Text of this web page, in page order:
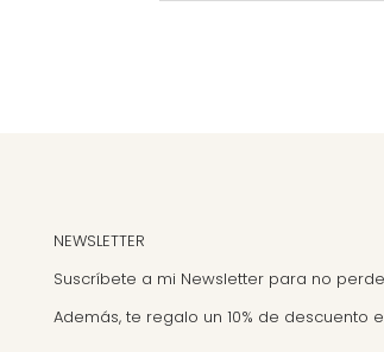
NEWSLETTER
Suscríbete a mi Newsletter para no
Además, te regalo un 10% de descuento